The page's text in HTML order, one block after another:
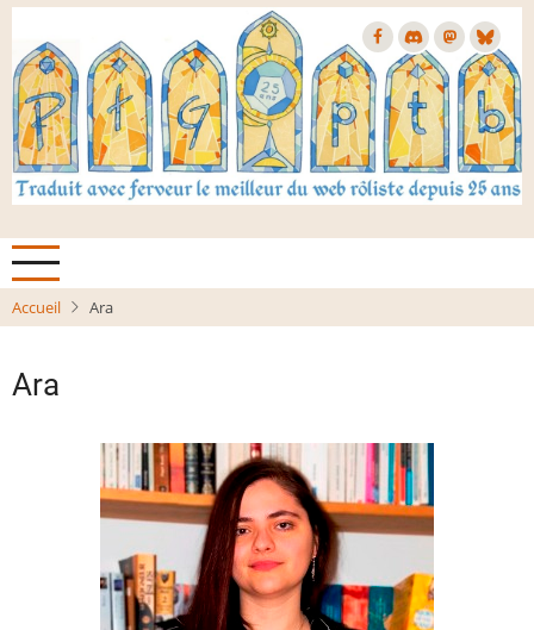
Aller
contenu
principal
Accueil Ara
Ara